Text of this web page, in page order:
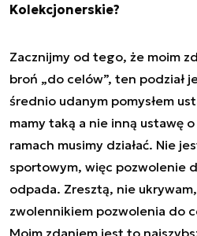
Kolekcjonerskie?
Zacznijmy od tego, że moim
broń „do celów”, ten podział
średnio udanym pomysłem
mamy taką a nie inną ustawę
ramach musimy działać. Nie
sportowym, więc pozwolenie
odpada. Zresztą, nie
zwolennikiem pozwolenia do
Moim zdaniem jest to